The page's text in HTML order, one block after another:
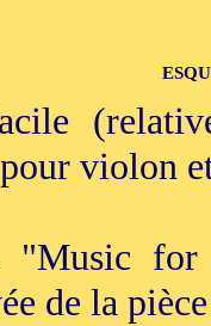
violon
"Music
de la